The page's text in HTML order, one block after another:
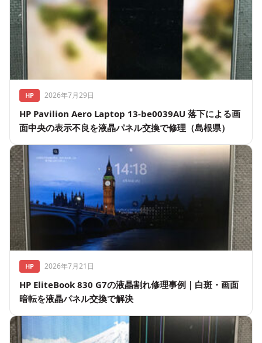
HP 2026年7月29日
HP Pavilion Aero Laptop 13-be0039AU 落下による画
面中央の表示不良を液晶パネル交換で修理（島根県）
HP 2026年7月21日
HP EliteBook 830 G7の液晶割れ修理事例｜白斑・画面
暗転を液晶パネル交換で解決